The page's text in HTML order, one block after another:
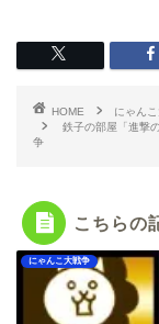
HOME
にゃん
鉄子の部屋「進撃
争
こちらの
にゃんこ大戦争